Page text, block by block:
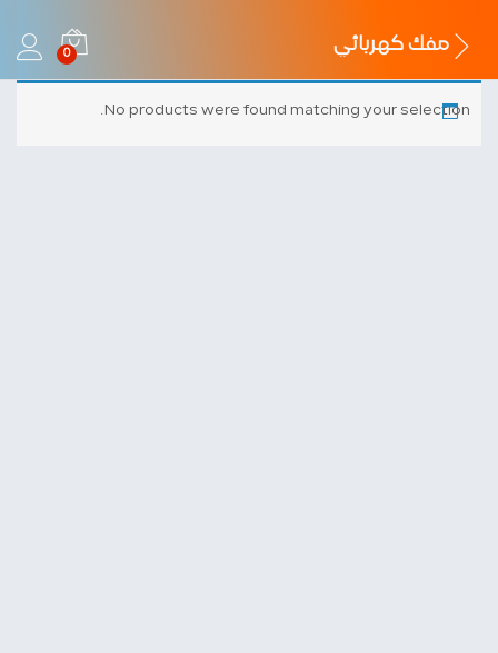
مفك كهربائي 0
No products were found matching your selection.